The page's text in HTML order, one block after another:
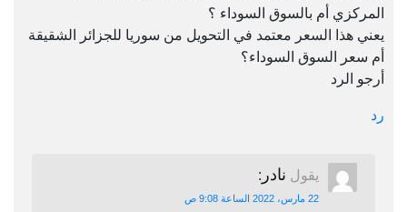
المركزي أم بالسوق السوداء ؟
يعني هذا السعر معتمد في التحويل من سوريا للجزائر الشقيقة
أم سعر السوق السوداء؟
أرجو الرد
رد
يقول نادر :
22 مارس، 2022 الساعة 9:08 ص